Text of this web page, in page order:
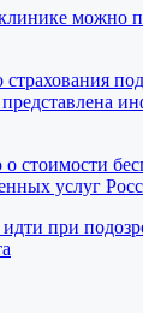
можно
стоимости
услуг
при